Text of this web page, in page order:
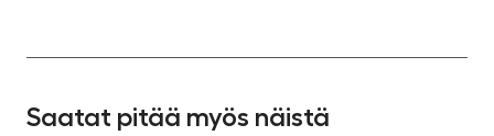
Saatat pitää myös näistä